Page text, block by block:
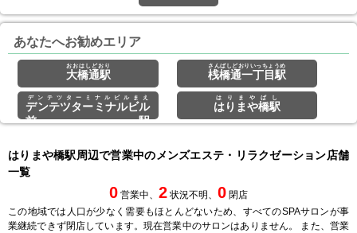
あなたへお勧めエリア
大橋通駅
おおはしどおり
桟橋通一丁目駅
さんばしどおりいっちょうめ
デンテツターミナルビル
前駅
デンテツターミナルビルまえ
はりまや橋駅
はりまやばし
はりまや橋駅周辺で営業中のメンズエステ・リラクゼーション店舗
一覧
0 営業中、 2 状況不明、 0 閉店
この地域では人口が少なく需要もほとんどないため、すべてのSPAサロンが事
業継続できず閉店しています。現在営業中のサロンはありません。 また、営業